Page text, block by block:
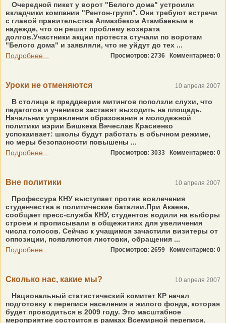
Очередной пикет у ворот "Белого дома" устроили
вкладчики компании "Рентон-групп". Они требуют встречи
с главой правительства Алмазбеком Атамбаевым в
надежде, что он решит проблему возврата
долгов.Участники акции протеста стучали по воротам
"Белого дома" и заявляли, что не уйдут до тех ...
Подробнее...
Просмотров: 2736 Комментариев: 0
Уроки не отменяются 10 апреля 2007
В столице в преддверии митингов поползли слухи, что
педагогов и учеников заставят выходить на площадь.
Начальник управления образования и молодежной
политики мэрии Бишкека Вячеслав Красиенко
успокаивает: школы будут работать в обычном режиме,
но меры безопасности повышены ...
Подробнее...
Просмотров: 3033 Комментариев: 0
Вне политики 10 апреля 2007
Профессура КНУ выступает против вовлечения
студенчества в политические баталии.При Акаеве,
сообщает пресс-служба КНУ, студентов водили на выборы
строем и прописывали в общежитиях для увеличения
числа голосов. Сейчас к учащимся зачастили визитеры от
оппозиции, появляются листовки, обращения ...
Подробнее...
Просмотров: 2659 Комментариев: 0
Сколько нас, какие мы? 10 апреля 2007
Национальный статистический комитет КР начал
подготовку к переписи населения и жилого фонда, которая
будет проводиться в 2009 году. Это масштабное
мероприятие состоится в рамках Всемирной переписи,